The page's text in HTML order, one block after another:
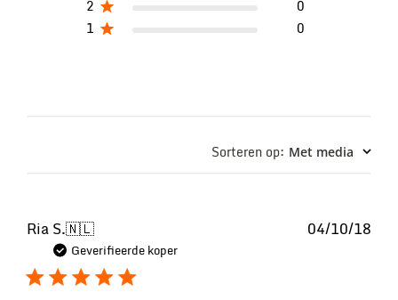
2
0
1
0
Sorteren op: Met media
Ria S.🇳🇱
Geverifieerde koper
04/10/18